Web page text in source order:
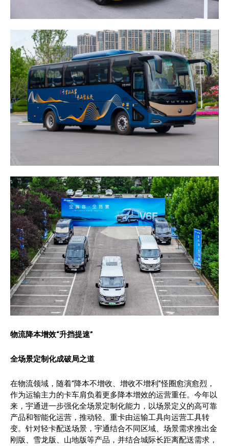
物流降本增效“升挡提速”
全场景定制化成破局之道
在物流领域，随着“降本不增收、增收不增利”怪圈愈演愈烈，
作为运输主力的卡车肩负着更多降本增效的运营重任。今年以
来，宇通进一步强化全场景定制化能力，以场景定义的高可靠
产品和智能化运营，推动轻、重卡由运输工具向运营工具转
变。针对轻卡配送场景，宇通结合不同区域、场景需求推出金
刚版、雪龙版、山地版等产品，并结合城际长距离配送需求，